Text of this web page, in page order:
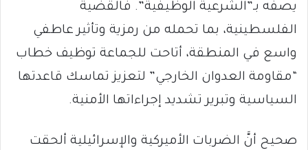
يصفه بـ”الشرعية الوظيفية”. فالقضية
الفلسطينية، بما تحمله من رمزية وتأثير عاطفي
واسع في المنطقة، أتاحت للجماعة توظيف خطاب
“مقاومة العدوان الخارجي” لتعزيز تماسك قاعدتها
السياسية وتبرير تشديد إجراءاتها الأمنية.
صحيح أنَّ الضربات الأميركية والإسرائيلية ألحقت